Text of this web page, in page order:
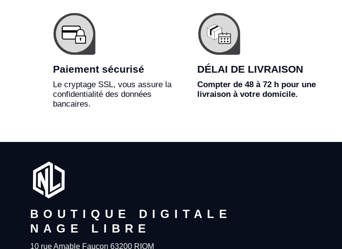
Paiement sécurisé
Le cryptage SSL, vous assure la
confidentialité des données
bancaires.
DÉLAI DE LIVRAISON
Compter de 48 à 72 h pour une
livraison à votre domicile.
BOUTIQUE DIGITALE
NAGE LIBRE
10 rue Amable Faucon 63200 RIOM